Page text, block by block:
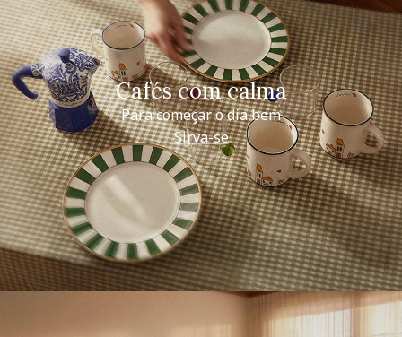
Cafés com calma
Para começar o dia bem
Sirva-se